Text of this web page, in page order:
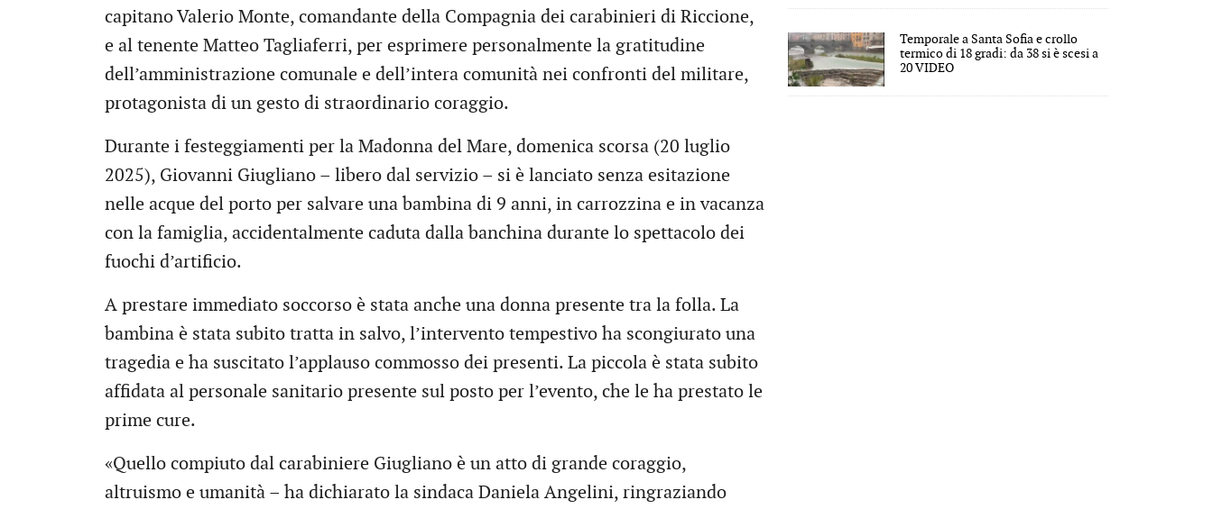
capitano Valerio Monte, comandante della Compagnia dei carabinieri di Riccione,
e al tenente Matteo Tagliaferri, per esprimere personalmente la gratitudine
dell’amministrazione comunale e dell’intera comunità nei confronti del militare,
protagonista di un gesto di straordinario coraggio.
Durante i festeggiamenti per la Madonna del Mare, domenica scorsa (20 luglio
2025), Giovanni Giugliano – libero dal servizio – si è lanciato senza esitazione
nelle acque del porto per salvare una bambina di 9 anni, in carrozzina e in vacanza
con la famiglia, accidentalmente caduta dalla banchina durante lo spettacolo dei
fuochi d’artificio.
A prestare immediato soccorso è stata anche una donna presente tra la folla. La
bambina è stata subito tratta in salvo, l’intervento tempestivo ha scongiurato una
tragedia e ha suscitato l’applauso commosso dei presenti. La piccola è stata subito
affidata al personale sanitario presente sul posto per l’evento, che le ha prestato le
prime cure.
«Quello compiuto dal carabiniere Giugliano è un atto di grande coraggio,
altruismo e umanità – ha dichiarato la sindaca Daniela Angelini, ringraziando
Temporale a Santa Sofia e crollo
termico di 18 gradi: da 38 si è scesi a
20 VIDEO